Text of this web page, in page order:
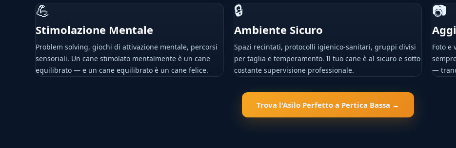
💪
Stimolazione Mentale
Problem solving, giochi di attivazione mentale, percorsi
sensoriali. Un cane stimolato mentalmente è un cane
equilibrato — e un cane equilibrato è un cane felice.
🔒
Ambiente Sicuro
Spazi recintati, protocolli igienico-sanitari, gruppi divisi
per taglia e temperamento. Il tuo cane è al sicuro e sotto
costante supervisione professionale.
📷
Foto e
—
Trova l'Asilo Perfetto a Pertica Bassa →